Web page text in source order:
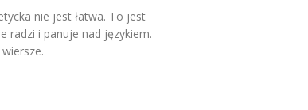
nie jest łatwa. To jest
radzi i panuje nad językiem.